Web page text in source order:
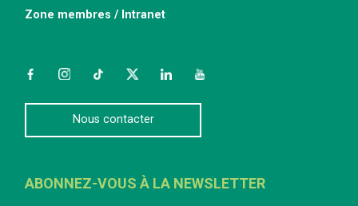
Zone membres / Intranet
FacebookInstagramTikTokTwitterLinkedInYouTube
Nous contacter
ABONNEZ-VOUS À LA NEWSLETTER